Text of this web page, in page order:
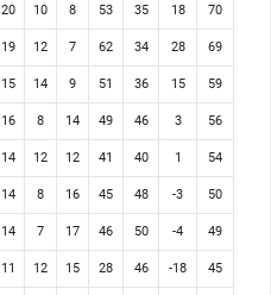
20 10 8 53 35 18 70
19 12 7 62 34 28 69
15 14 9 51 36 15 59
16 8 14 49 46 3 56
14 12 12 41 40 1 54
14 8 16 45 48 -3 50
14 7 17 46 50 -4 49
11 12 15 28 46 -18 45